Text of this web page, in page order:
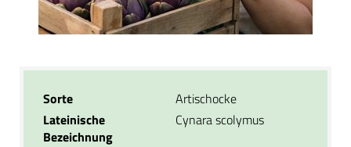
Sorte
Artischocke
Lateinische
Bezeichnung
Cynara scolymus